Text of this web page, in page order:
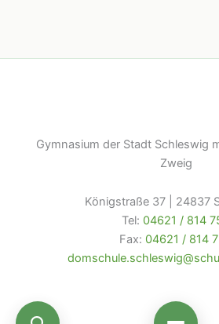
Gymnasium der Stadt Schleswig
Zweig
Königstraße 37 | 24837
Tel: 04621 / 814
Fax: 04621 / 814